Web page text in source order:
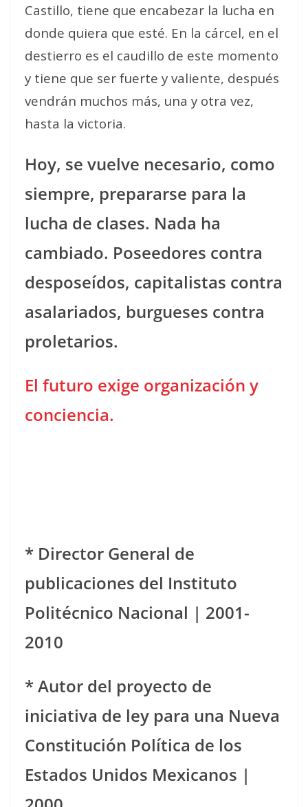
Castillo, tiene que encabezar la lucha en
donde quiera que esté. En la cárcel, en el
destierro es el caudillo de este momento
y tiene que ser fuerte y valiente, después
vendrán muchos más, una y otra vez,
hasta la victoria.
Hoy, se vuelve necesario, como
siempre, prepararse para la
lucha de clases. Nada ha
cambiado. Poseedores contra
desposeídos, capitalistas contra
asalariados, burgueses contra
proletarios.
El futuro exige organización y
conciencia.
* Director General de
publicaciones del Instituto
Politécnico Nacional | 2001-
2010
* Autor del proyecto de
iniciativa de ley para una Nueva
Constitución Política de los
Estados Unidos Mexicanos |